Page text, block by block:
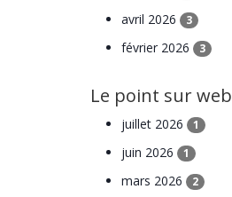
avril 2026 3
février 2026 3
Le point sur web
juillet 2026 1
juin 2026 1
mars 2026 2